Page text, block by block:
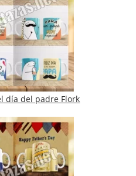
día del padre Flork